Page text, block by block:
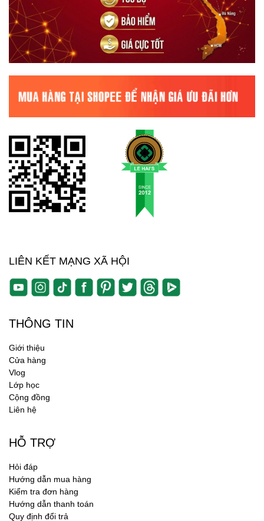
LIÊN KẾT MẠNG XÃ HỘI
THÔNG TIN
Giới thiệu
Cửa hàng
Vlog
Lớp học
Cộng đồng
Liên hệ
HỖ TRỢ
Hỏi đáp
Hướng dẫn mua hàng
Kiểm tra đơn hàng
Hướng dẫn thanh toán
Quy định đổi trả